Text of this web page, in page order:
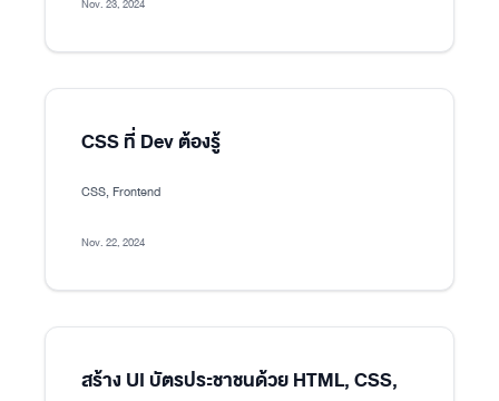
Nov. 23, 2024
CSS ที่ Dev ต้องรู้
CSS, Frontend
Nov. 22, 2024
สร้าง UI บัตรประชาชนด้วย HTML, CSS,